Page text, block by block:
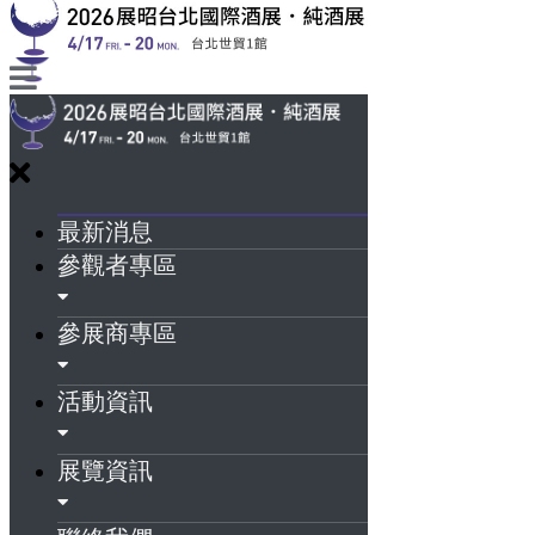
最新消息
參觀者專區
參展商專區
活動資訊
展覽資訊